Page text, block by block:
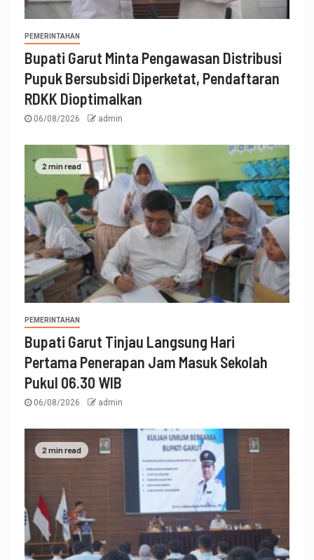
PEMERINTAHAN
Bupati Garut Minta Pengawasan Distribusi
Pupuk Bersubsidi Diperketat, Pendaftaran
RDKK Dioptimalkan
06/08/2026 admin
2 min read
PEMERINTAHAN
Bupati Garut Tinjau Langsung Hari
Pertama Penerapan Jam Masuk Sekolah
Pukul 06.30 WIB
06/08/2026 admin
2 min read